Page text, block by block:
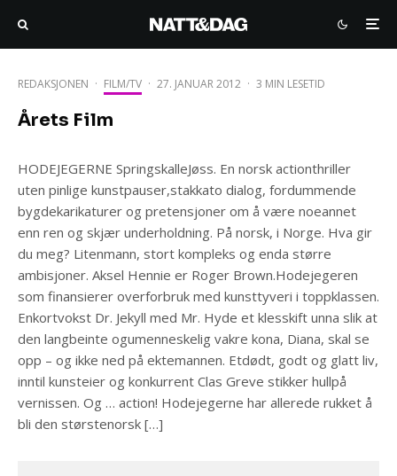
REDAKSJONEN · FILM/TV · 27. JANUAR 2012 · 3 MIN LESETID
Årets Film
HODEJEGERNE SpringskalleJøss. En norsk actionthriller
uten pinlige kunstpauser,stakkato dialog, fordummende
bygdekarikaturer og pretensjoner om å være noeannet
enn ren og skjær underholdning. På norsk, i Norge. Hva gir
du meg? Litenmann, stort kompleks og enda større
ambisjoner. Aksel Hennie er Roger Brown.Hodejegeren
som finansierer overforbruk med kunsttyveri i toppklassen.
Enkortvokst Dr. Jekyll med Mr. Hyde et klesskift unna slik at
den langbeinte ogumenneskelig vakre kona, Diana, skal se
opp – og ikke ned på ektemannen. Etdødt, godt og glatt liv,
inntil kunsteier og konkurrent Clas Greve stikker hullpå
vernissen. Og … action! Hodejegerne har allerede rukket å
bli den størstenorsk […]